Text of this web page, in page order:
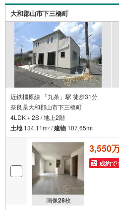
社は専門家同士が連携を
がございます。
大和郡山市下三橋町
近鉄橿原線 「九条」駅 徒歩31分
奈良県大和郡山市下三橋町
4LDK＋2S / 地上2階
土地134.11m2 /建物 107.65m2
画像28枚
3,550
成約で